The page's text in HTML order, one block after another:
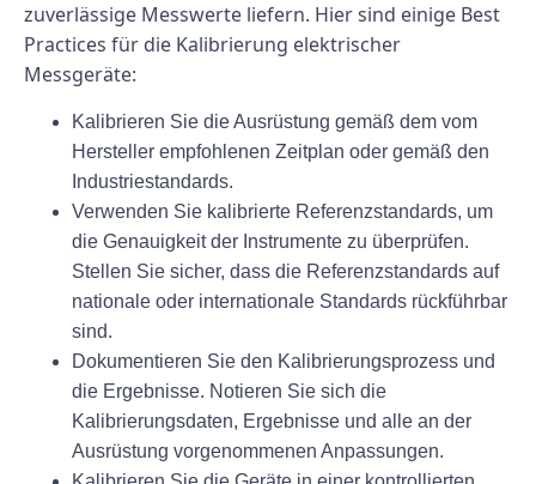
zuverlässige Messwerte liefern. Hier sind einige Best
Practices für die Kalibrierung elektrischer
Messgeräte:
Kalibrieren Sie die Ausrüstung gemäß dem vom
Hersteller empfohlenen Zeitplan oder gemäß den
Industriestandards.
Verwenden Sie kalibrierte Referenzstandards, um
die Genauigkeit der Instrumente zu überprüfen.
Stellen Sie sicher, dass die Referenzstandards auf
nationale oder internationale Standards rückführbar
sind.
Dokumentieren Sie den Kalibrierungsprozess und
die Ergebnisse. Notieren Sie sich die
Kalibrierungsdaten, Ergebnisse und alle an der
Ausrüstung vorgenommenen Anpassungen.